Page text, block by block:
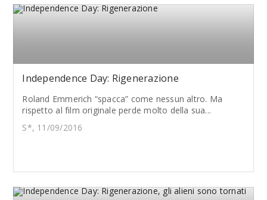
Independence Day: Rigenerazione
Roland Emmerich “spacca” come nessun altro. Ma
rispetto al film originale perde molto della sua...
S*, 11/09/2016